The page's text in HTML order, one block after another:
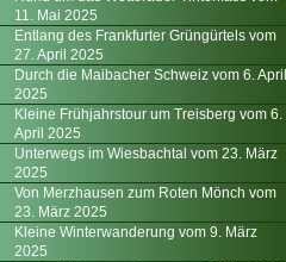
11. Mai 2025
Entlang des Frankfurter Grüngürtels vom
27. April 2025
Durch die Maibacher Schweiz vom 6. April
2025
Kleine Frühjahrstour um Treisberg vom 6.
April 2025
Unterwegs im Wiesbachtal vom 23. März
2025
Von Merzhausen zum Roten Mönch vom
23. März 2025
Kleine Winterwanderung vom 9. März
2025